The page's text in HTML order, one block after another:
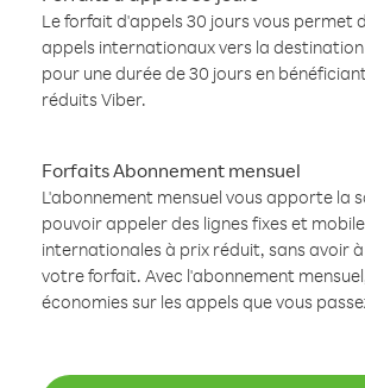
Le forfait d'appels 30 jours vous permet
appels internationaux vers la
pour une durée de 30 jours en
réduits Viber.
Forfaits Abonnement mensuel
L'abonnement mensuel vous apporte la
pouvoir appeler des lignes fixes et
internationales à prix réduit, sans avoir
votre forfait. Avec l'abonnement
économies sur les appels que vous